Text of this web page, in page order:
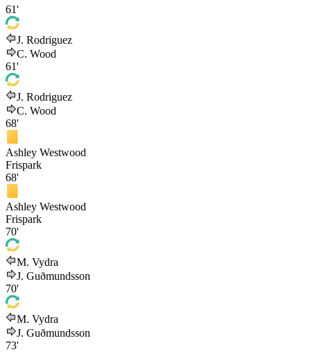
61'
J. Rodriguez
C. Wood
61'
J. Rodriguez
C. Wood
68'
Ashley Westwood
Frispark
68'
Ashley Westwood
Frispark
70'
M. Vydra
J. Guðmunds­son
70'
M. Vydra
J. Guðmunds­son
73'